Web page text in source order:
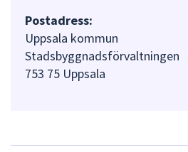
Postadress:
Uppsala kommun
Stadsbyggnadsförvaltningen
753 75 Uppsala